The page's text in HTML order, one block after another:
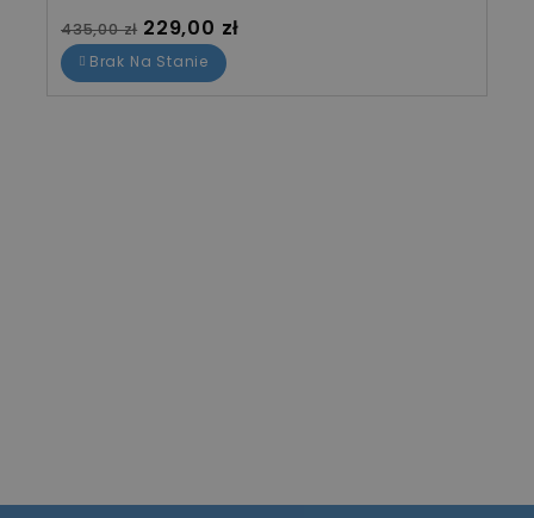
Cena standardowa
435,00 zł Cena
229,00 zł
Brak Na Stanie